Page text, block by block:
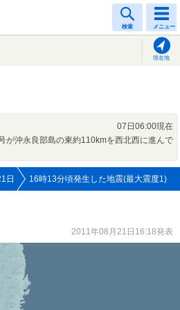
検索 メニュー
現在地
07日06:00現在
が沖永良部島の東約110kmを西北西に進んで
日 16時13分頃発生した地震(最大震度1)
2011年08月21日16:18発表